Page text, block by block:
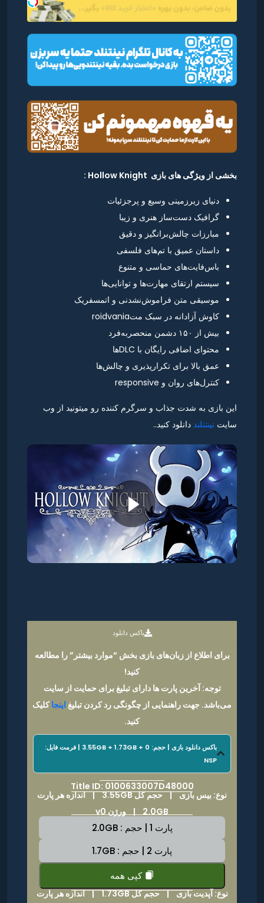
بخشی از ویژگی های بازی Hollow Knight :
دنیای زیرزمینی وسیع و پرجزئیات
گرافیک دست‌ساز هنری و زیبا
مبارزات چالش‌برانگیز و دقیق
داستان عمیق با تم‌های فلسفی
باس‌فایت‌های حماسی و متنوع
سیستم ارتقای مهارت‌ها و توانایی‌ها
موسیقی متن فراموش‌نشدنی و اتمسفریک
کاوش آزادانه در سبک متroidvania
بیش از ۱۵۰ دشمن منحصربه‌فرد
محتوای اضافی رایگان با DLCها
عمق بالا برای تکرارپذیری و چالش‌ها
کنترل‌های روان و responsive
این بازی به شدت جذاب و سرگرم کننده رو میتونید از وب
سایت نینتنلند دانلود کنید..
باکس دانلود
برای اطلاع از زبان‌های بازی بخش “موارد بیشتر” را مطالعه
کنید!
توجه: آخرین پارت ها دارای تبلیغ برای حمایت از سایت
می‌باشد. جهت راهنمایی از چگونگی رد کردن تبلیغ اینجاکلیک
کنید.
باکس دانلود بازی | حجم: 3.55GB + 1.73GB + 0 | فرمت فایل:
NSP
Title ID: 0100633007D48000
نوع: بیس بازی | حجم کل 3.55GB | اندازه هر پارت
2.0GB | ورژن v0
پارت 1 | حجم : 2.0GB
پارت 2 | حجم : 1.7GB
کپی همه
نوع: آپدیت بازی | حجم کل 1.73GB | اندازه هر پارت